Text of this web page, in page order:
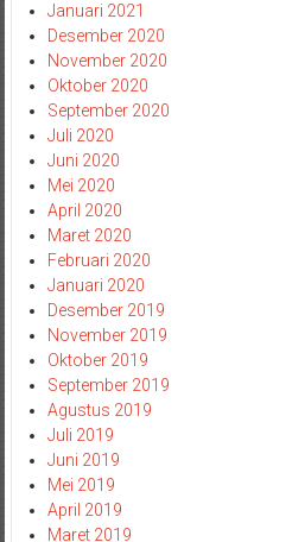
Januari 2021
Desember 2020
November 2020
Oktober 2020
September 2020
Juli 2020
Juni 2020
Mei 2020
April 2020
Maret 2020
Februari 2020
Januari 2020
Desember 2019
November 2019
Oktober 2019
September 2019
Agustus 2019
Juli 2019
Juni 2019
Mei 2019
April 2019
Maret 2019